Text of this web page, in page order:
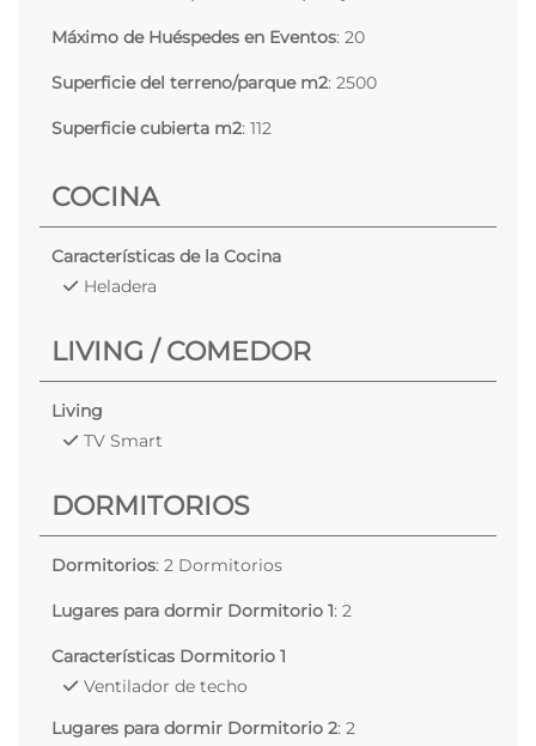
Máximo de Huéspedes en Eventos: 20
Superficie del terreno/parque m2: 2500
Superficie cubierta m2: 112
COCINA
Características de la Cocina
Heladera
LIVING / COMEDOR
Living
TV Smart
DORMITORIOS
Dormitorios: 2 Dormitorios
Lugares para dormir Dormitorio 1: 2
Características Dormitorio 1
Ventilador de techo
Lugares para dormir Dormitorio 2: 2